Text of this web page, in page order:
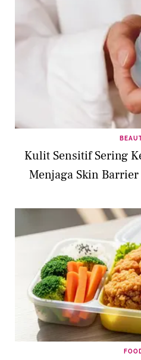
Kulit Sensitif Sering
Menjaga Skin